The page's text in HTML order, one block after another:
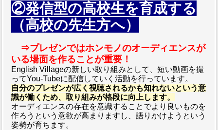
②発信型の高校生を育成する
（高校の先生方へ）
⇒プレゼンではホンモノのオーディエンスが
いる場面を作ることが重要！
English Villageの新しい取り組みとして、短い動画を撮
ってYou-Tubeに配信していく活動を行っています。
自分のプレゼンが広く視聴されるかも知れないという意
識が働くため、取り組みが格段に向上します。
オーディエンスの存在を意識することでより良いものを
作ろうという意欲が高まりますし、語りかけようという
姿勢が育ちます。